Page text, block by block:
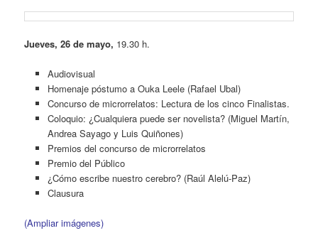
Jueves, 26 de mayo, 19.30 h.
Audiovisual
Homenaje póstumo a Ouka Leele (Rafael Ubal)
Concurso de microrrelatos: Lectura de los cinco Finalistas.
Coloquio: ¿Cualquiera puede ser novelista? (Miguel Martín,
Andrea Sayago y Luis Quiñones)
Premios del concurso de microrrelatos
Premio del Público
¿Cómo escribe nuestro cerebro? (Raúl Alelú-Paz)
Clausura
(Ampliar imágenes)